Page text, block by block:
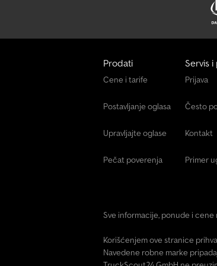
Prodati
Cene i tarife
Postavljanje oglasa
Upravljajte oglase
Pečat poverenja
Servis
Prijava
Često
Kontakt
Primer
Sve informacije, ponude i
Korišćenjem ove stranice
Navedene robne marke